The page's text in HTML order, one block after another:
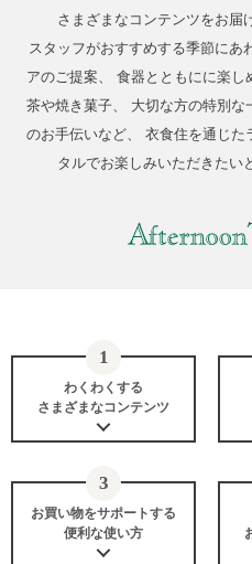
さまざまなコンテンツをお届
スタッフがおすすめする季節にあ
アのご提案、 食器とともにに楽し
茶や焼き菓子、 大切な方の特別な
のお手伝いなど、 衣食住を通じた
タルでお楽しみいただきたい
わくわくする
さまざまなコンテンツ
お買い物をサポートする
便利な使い方